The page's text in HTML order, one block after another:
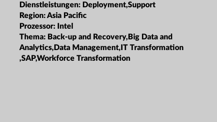
Dienstleistungen: Deployment,Support
Region:Asia Pacific
Prozessor: Intel
Thema: Back-up and Recovery,Big Data and
Analytics,Data Management,IT Transformation
,SAP,Workforce Transformation